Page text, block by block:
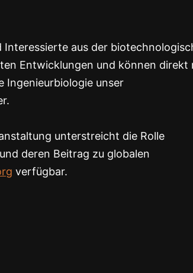
aus der
Entwicklungen und können direkt
Ingenieurbiologie unser
unterstreicht die Rolle
deren Beitrag zu globalen
verfügbar.